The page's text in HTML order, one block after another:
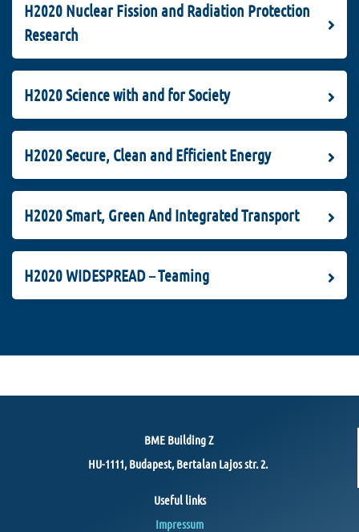
H2020 Nuclear Fission and Radiation Protection
Research
H2020 Science with and for Society
H2020 Secure, Clean and Efficient Energy
H2020 Smart, Green And Integrated Transport
H2020 WIDESPREAD – Teaming
BME Building Z
HU-1111, Budapest, Bertalan Lajos str. 2.
Useful links
Impressum